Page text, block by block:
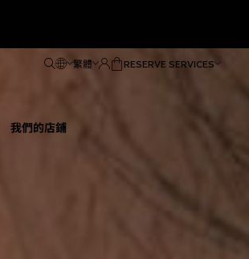
繁體 RESERVE SERVICES
我們的店鋪